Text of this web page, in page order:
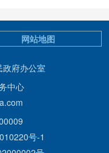
府办公室
中心
号-1
网站地图